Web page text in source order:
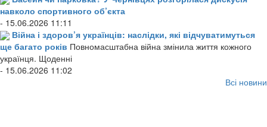
навколо спортивного об’єкта
- 15.06.2026 11:11
Війна і здоров’я українців: наслідки, які відчуватимуться
ще багато років Повномасштабна війна змінила життя кожного
українця. Щоденні
- 15.06.2026 11:02
Всі новини